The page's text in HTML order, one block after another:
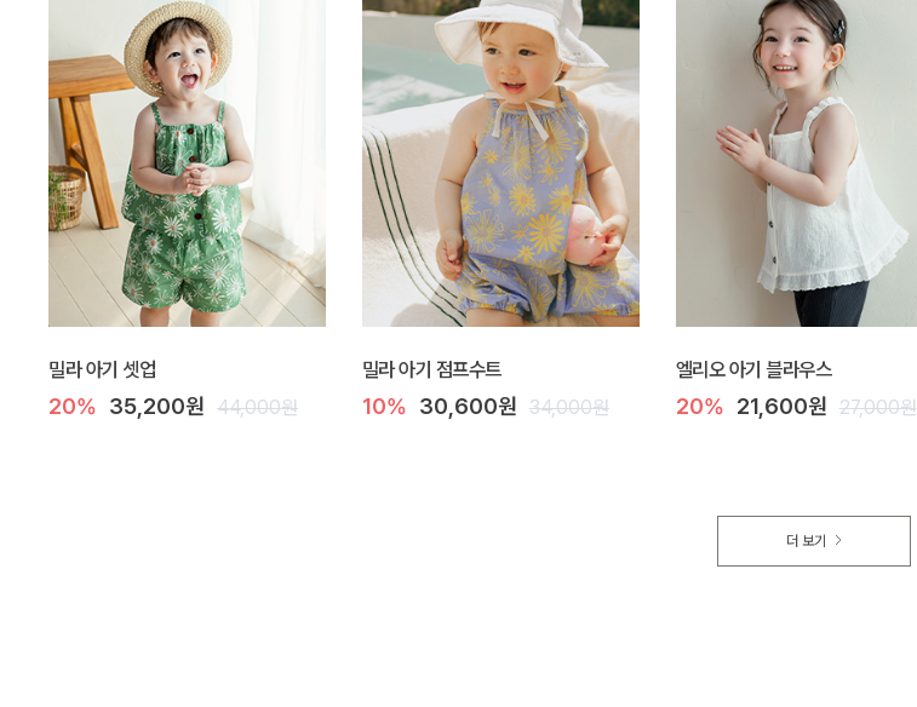
밀라 아기 셋업
20% 35,200원 44,000원
밀라 아기 점프수트
10% 30,600원 34,000원
엘리오 아기 블라우스
20% 21,600원 27,000원
더 보기